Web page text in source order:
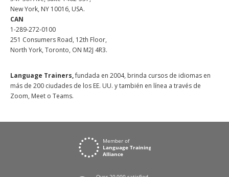
New York, NY 10016, USA.
CAN
1-289-272-0100
251 Consumers Road, 12th Floor,
North York, Toronto, ON M2J 4R3.
Language Trainers,fundada en 2004, brinda cursos de idiomas en
más de 200 ciudades de los EE. UU. y también en línea a través de
Zoom, Meet o Teams.